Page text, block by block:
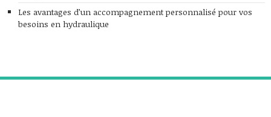
Les avantages d’un accompagnement personnalisé pour vos
besoins en hydraulique